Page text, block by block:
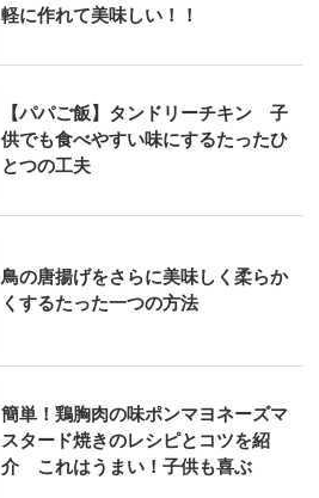
軽に作れて美味しい！！
【パパご飯】タンドリーチキン 子
供でも食べやすい味にするたったひ
とつの工夫
鳥の唐揚げをさらに美味しく柔らか
くするたった一つの方法
簡単！鶏胸肉の味ポンマヨネーズマ
スタード焼きのレシピとコツを紹
介 これはうまい！子供も喜ぶ